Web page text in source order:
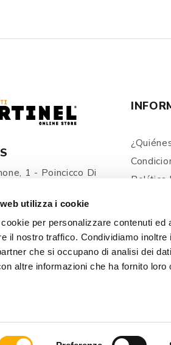
utilizza i cookie
per personalizzare contenuti
il nostro traffico. Condividiamo
che si occupano di analisi dei
altre informazioni che ha fornito
1 - Poincicco Di
623137
Política
Envíos
Precios